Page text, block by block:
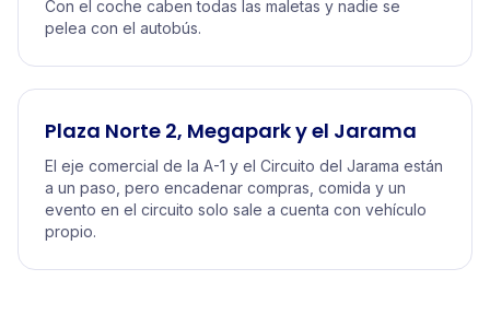
Con el coche caben todas las maletas y nadie se
pelea con el autobús.
Plaza Norte 2, Megapark y el Jarama
El eje comercial de la A-1 y el Circuito del Jarama están
a un paso, pero encadenar compras, comida y un
evento en el circuito solo sale a cuenta con vehículo
propio.